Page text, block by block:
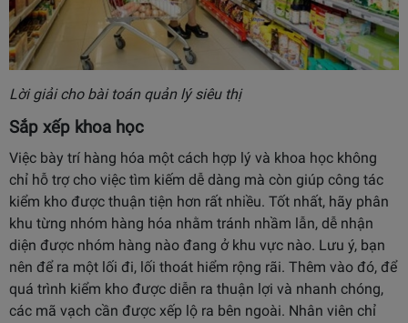
Lời giải cho bài toán quản lý siêu thị
Sắp xếp khoa học
Việc bày trí hàng hóa một cách hợp lý và khoa học không
chỉ hỗ trợ cho việc tìm kiếm dễ dàng mà còn giúp công tác
kiểm kho được thuận tiện hơn rất nhiều. Tốt nhất, hãy phân
khu từng nhóm hàng hóa nhằm tránh nhầm lẫn, dễ nhận
diện được nhóm hàng nào đang ở khu vực nào. Lưu ý, bạn
nên để ra một lối đi, lối thoát hiểm rộng rãi. Thêm vào đó, để
quá trình kiểm kho được diễn ra thuận lợi và nhanh chóng,
các mã vạch cần được xếp lộ ra bên ngoài. Nhân viên chỉ